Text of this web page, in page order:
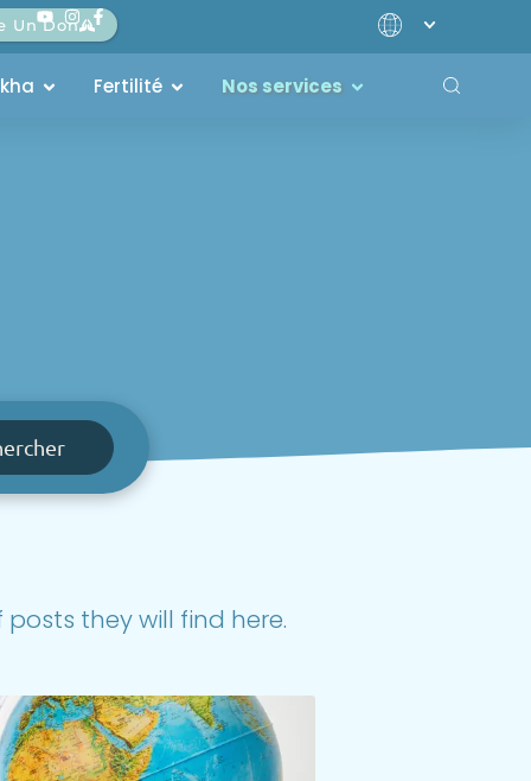
Un Don
Fertilité Nos services
they will find here.